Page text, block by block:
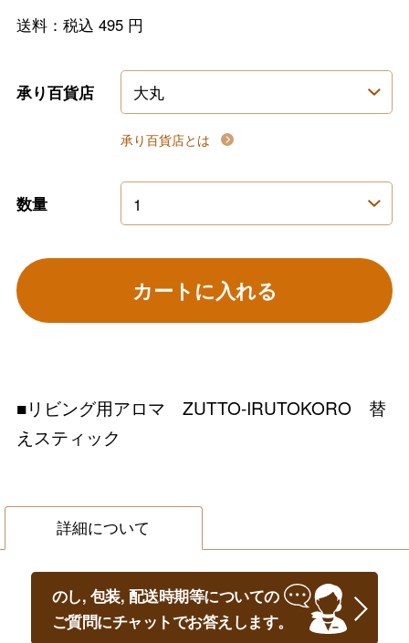
送料：税込 495円
承り百貨店
承り百貨店とは
数量
カートに入れる
■リビング用アロマ ZUTTO-IRUTOKORO 替
えスティック
詳細について
のし, 包装, 配送時期等についての
ご質問にチャットでお答えします。